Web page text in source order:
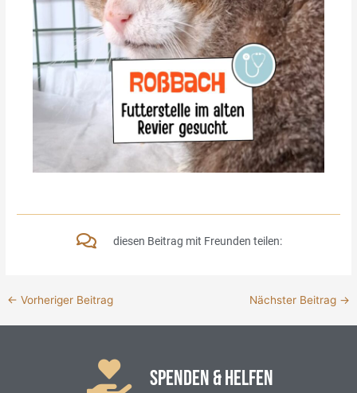
diesen Beitrag mit Freunden teilen:
← Vorheriger Beitrag Nächster Beitrag →
SPENDEN & HELFEN